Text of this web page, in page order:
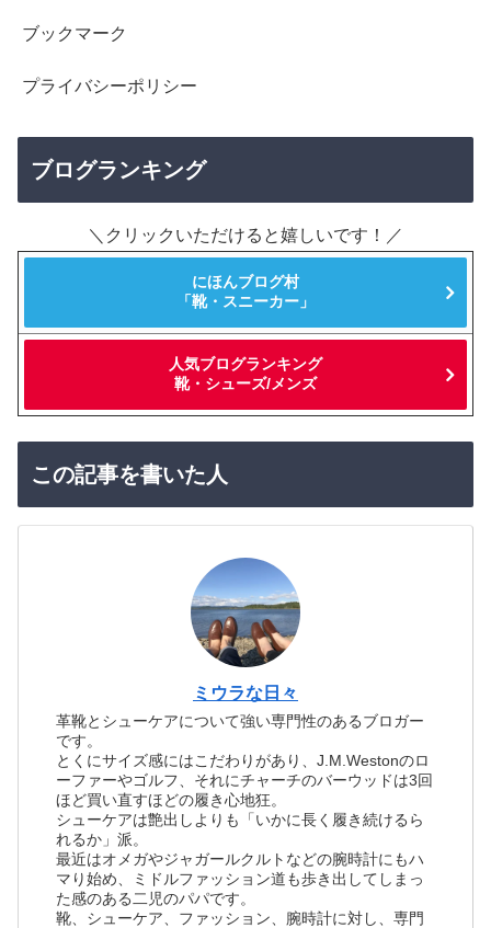
ブックマーク
プライバシーポリシー
ブログランキング
＼クリックいただけると嬉しいです！／
にほんブログ村
「靴・スニーカー」
人気ブログランキング
靴・シューズ/メンズ
この記事を書いた人
ミウラな日々
革靴とシューケアについて強い専門性のあるブロガー
です。
とくにサイズ感にはこだわりがあり、J.M.Westonのロ
ーファーやゴルフ、それにチャーチのバーウッドは3回
ほど買い直すほどの履き心地狂。
シューケアは艶出しよりも「いかに長く履き続けるら
れるか」派。
最近はオメガやジャガールクルトなどの腕時計にもハ
マり始め、ミドルファッション道も歩き出してしまっ
た感のある二児のパパです。
靴、シューケア、ファッション、腕時計に対し、専門